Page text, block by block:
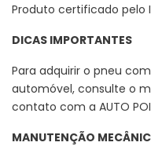
Produto certificado pelo
DICAS IMPORTANTES
Para adquirir o pneu
automóvel, consulte o
contato com a AUTO
MANUTENÇÃO